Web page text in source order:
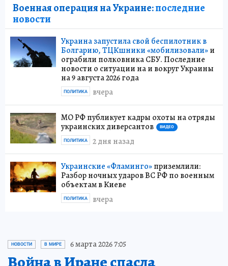
Военная операция на Украине:последние
новости
Украина запустила свой беспилотник в
Болгарию, ТЦКшники «мобилизовали»и
ограбили полковника СБУ. Последние
новости о ситуации на и вокруг Украины
на 9 августа 2026 года
вчера
ПОЛИТИКА
МО РФ публикует кадры охоты на отряды
украинских диверсантов
ВИДЕО
2 дня назад
ПОЛИТИКА
Украинские «Фламинго»приземлили:
Разбор ночных ударов ВС РФ по военным
объектам в Киеве
вчера
ПОЛИТИКА
НОВОСТИ В МИРЕ 6 марта 2026 7:05